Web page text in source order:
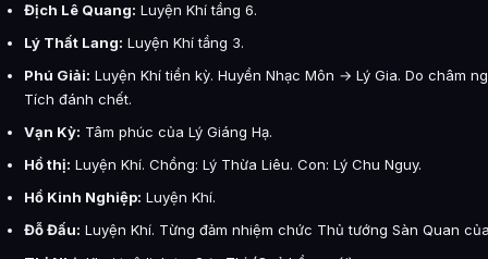
Địch Lê Quang: Luyện Khí tầng 6.
Lý Thất Lang: Luyện Khí tầng 3.
Phú Giải: Luyện Khí tiền kỳ. Huyền Nhạc Môn → Lý Gia. Do châm
Tích đánh chết.
Vạn Kỳ: Tâm phúc của Lý Giáng Hạ.
Hồ thị: Luyện Khí. Chồng: Lý Thừa Liêu. Con: Lý Chu Nguy.
Hồ Kinh Nghiệp: Luyện Khí.
Đỗ Đấu: Luyện Khí. Từng đảm nhiệm chức Thủ tướng Sàn Quan